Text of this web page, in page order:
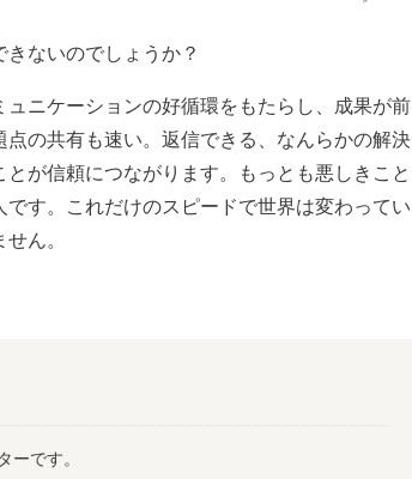
ないのでしょうか？
ュニケーションの好循環をもたらし、成果が前
の共有も速い。返信できる、なんらかの解決
が信頼につながります。もっとも悪しきこと
す。これだけのスピードで世界は変わってい
ん。
ーです。